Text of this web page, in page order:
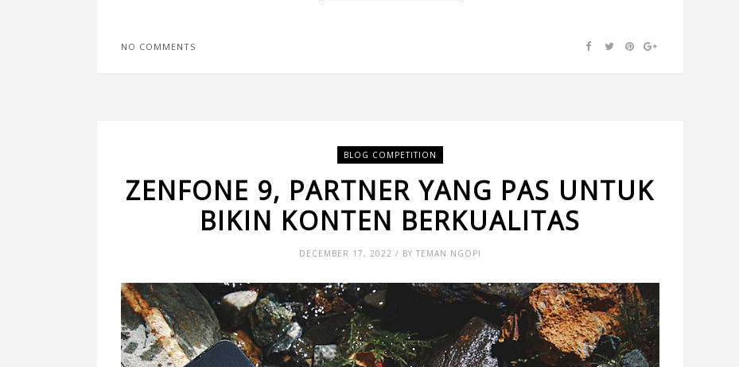
NO COMMENTS
BLOG COMPETITION
ZENFONE 9, PARTNER YANG PAS UNTUK
BIKIN KONTEN BERKUALITAS
DECEMBER 17, 2022 / BY TEMAN NGOPI